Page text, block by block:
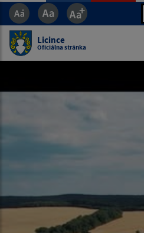
Licince
Oficiálna stránka